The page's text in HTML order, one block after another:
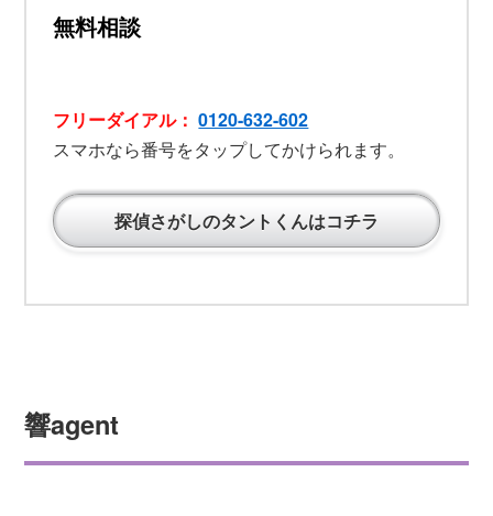
無料相談
フリーダイアル：0120-632-602
スマホなら番号をタップしてかけられます。
探偵さがしのタントくんはコチラ
響agent